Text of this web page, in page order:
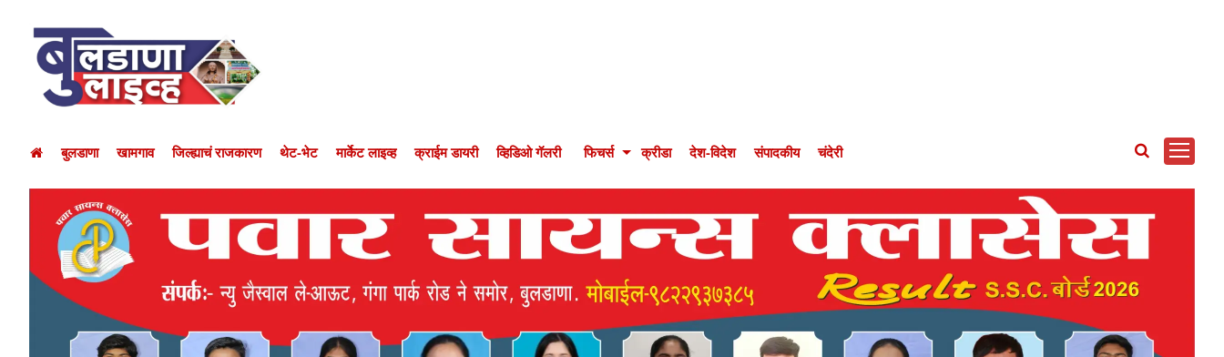
बुलडाणा खामगाव जिल्ह्याचं राजकारण थेट-भेट मार्केट लाइव्ह क्राईम डायरी व्हिडिओ गॅलरी फिचर्स क्रीडा देश-विदेश संपादकीय चंदेरी